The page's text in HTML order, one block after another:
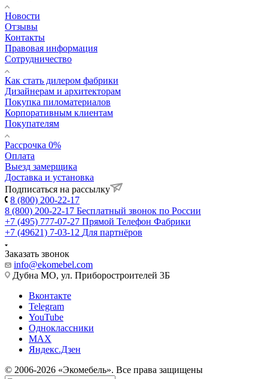
Новости
Отзывы
Контакты
Правовая информация
Сотрудничество
Как стать дилером фабрики
Дизайнерам и архитекторам
Покупка пиломатериалов
Корпоративным клиентам
Покупателям
Рассрочка 0%
Оплата
Выезд замерщика
Доставка и установка
Подписаться на рассылку
8 (800) 200-22-17
8 (800) 200-22-17 Бесплатный звонок по России
+7 (495) 777-07-27 Прямой Телефон Фабрики
+7 (49621) 7-03-12 Для партнёров
Заказать звонок
info@ekomebel.com
Дубна МО, ул. Приборостроителей 3Б
Вконтакте
Telegram
YouTube
Одноклассники
MAX
Яндекс.Дзен
© 2006-2026 «Экомебель». Все права защищены